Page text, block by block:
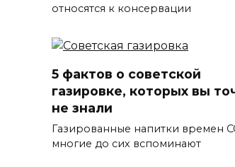
относятся к консервации
5 фактов о советской
газировке, которых вы
не знали
Газированные напитки времен
многие до сих вспоминают